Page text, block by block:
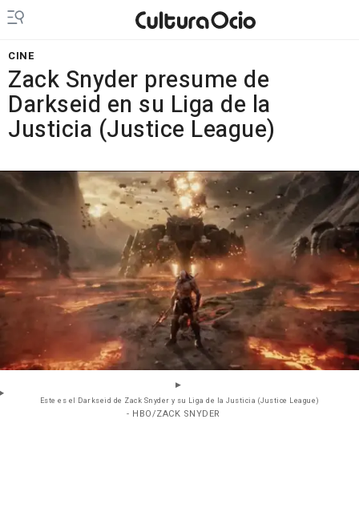
CINE
Zack Snyder presume de
Darkseid en su Liga de la
Justicia (Justice League)
Este es el Darkseid de Zack Snyder y su Liga de la Justicia (Justice League)
- HBO/ZACK SNYDER